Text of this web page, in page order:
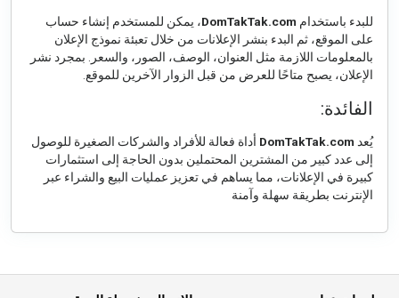
للبدء باستخدام DomTakTak.com، يمكن للمستخدم إنشاء حساب
على الموقع، ثم البدء بنشر الإعلانات من خلال تعبئة نموذج الإعلان
بالمعلومات اللازمة مثل العنوان، الوصف، الصور، والسعر. بمجرد نشر
الإعلان، يصبح متاحًا للعرض من قبل الزوار الآخرين للموقع.
الفائدة:
يُعد DomTakTak.com أداة فعالة للأفراد والشركات الصغيرة للوصول
إلى عدد كبير من المشترين المحتملين بدون الحاجة إلى استثمارات
كبيرة في الإعلانات، مما يساهم في تعزيز عمليات البيع والشراء عبر
الإنترنت بطريقة سهلة وآمنة